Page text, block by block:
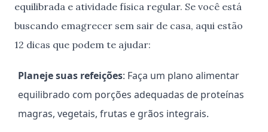
equilibrada e atividade física regular. Se você está
buscando emagrecer sem sair de casa, aqui estão
12 dicas que podem te ajudar:
Planeje suas refeições: Faça um plano alimentar
equilibrado com porções adequadas de proteínas
magras, vegetais, frutas e grãos integrais.